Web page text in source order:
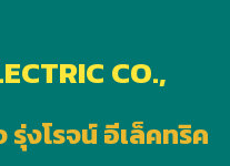
CO.,
รุ่งโรจน์ อีเล็คทริค